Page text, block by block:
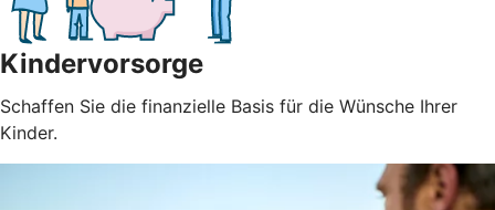
Kindervorsorge
Schaffen Sie die finanzielle Basis für die Wünsche Ihrer
Kinder.